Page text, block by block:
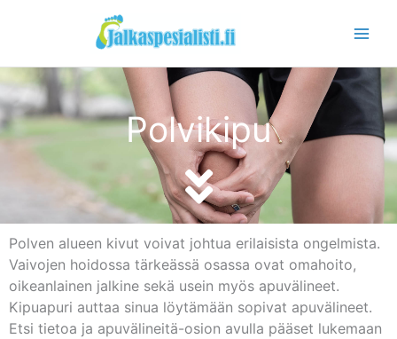
Polvikipu
Polven alueen kivut voivat johtua erilaisista ongelmista.
Vaivojen hoidossa tärkeässä osassa ovat omahoito,
oikeanlainen jalkine sekä usein myös apuvälineet.
Kipuapuri auttaa sinua löytämään sopivat apuvälineet.
Etsi tietoa ja apuvälineitä-osion avulla pääset lukemaan